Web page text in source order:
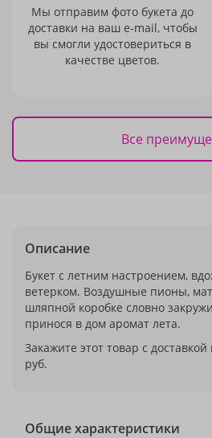
Мы отправим фото букета до
доставки на ваш e-mail, чтобы
вы смогли удостовериться в
качестве цветов.
Все
Описание
Букет с летним настроением,
ветерком. Воздушные пионы,
шляпной коробке словно
принося в дом аромат лета.
Закажите этот товар с
руб.
Общие характеристики